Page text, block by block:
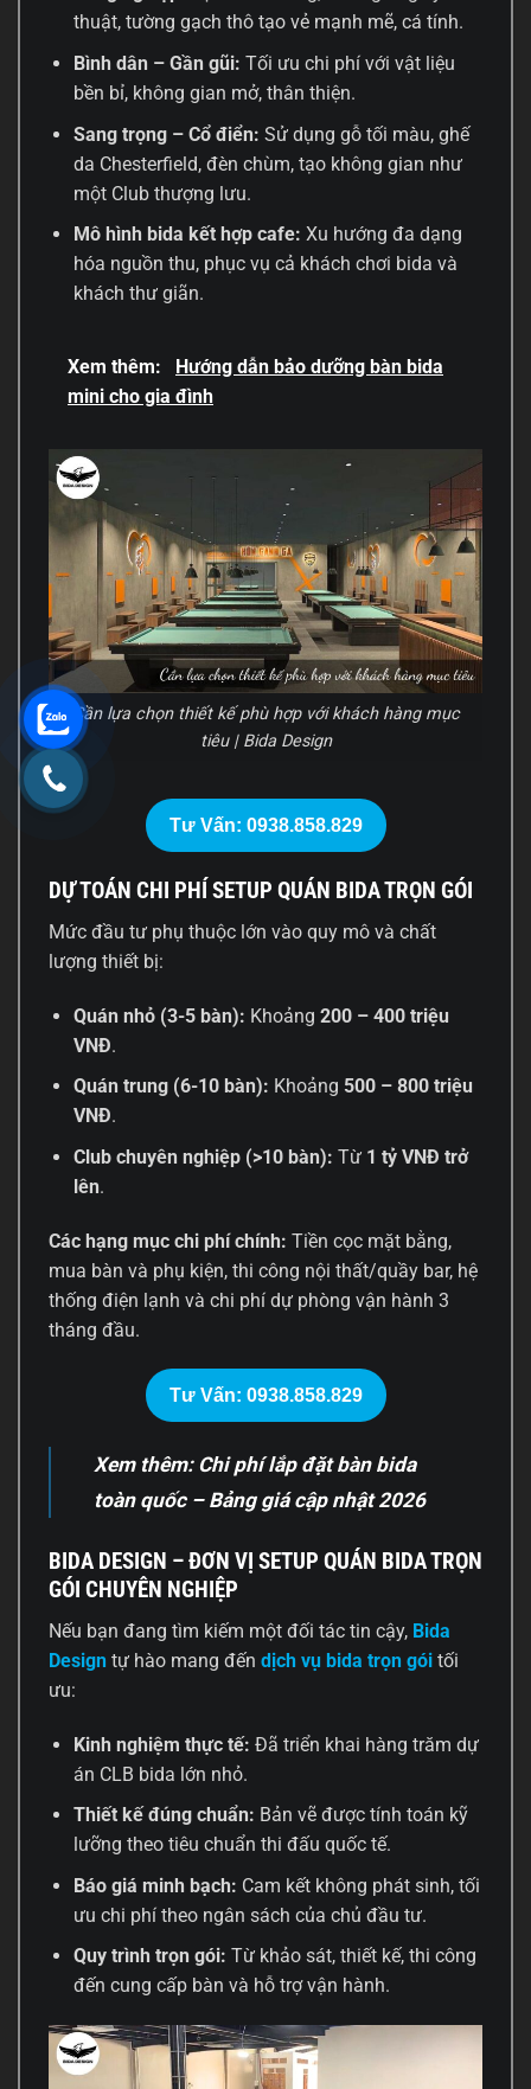
thuật, tường gạch thô tạo vẻ mạnh mẽ, cá tính.
Bình dân – Gần gũi: Tối ưu chi phí với vật liệu
bền bỉ, không gian mở, thân thiện.
Sang trọng – Cổ điển: Sử dụng gỗ tối màu, ghế
da Chesterfield, đèn chùm, tạo không gian như
một Club thượng lưu.
Mô hình bida kết hợp cafe: Xu hướng đa dạng
hóa nguồn thu, phục vụ cả khách chơi bida và
khách thư giãn.
Xem thêm:
Hướng dẫn bảo dưỡng bàn bida
mini cho gia đình
Cần lựa chọn thiết kế phù hợp với khách hàng mục
tiêu | Bida Design
Tư Vấn: 0938.858.829
DỰ TOÁN CHI PHÍ SETUP QUÁN BIDA TRỌN GÓI
Mức đầu tư phụ thuộc lớn vào quy mô và chất
lượng thiết bị:
Quán nhỏ (3-5 bàn): Khoảng 200 – 400 triệu
VNĐ.
Quán trung (6-10 bàn): Khoảng 500 – 800 triệu
VNĐ.
Club chuyên nghiệp (>10 bàn): Từ 1 tỷ VNĐ trở
lên.
Các hạng mục chi phí chính: Tiền cọc mặt bằng,
mua bàn và phụ kiện, thi công nội thất/quầy bar, hệ
thống điện lạnh và chi phí dự phòng vận hành 3
tháng đầu.
Tư Vấn: 0938.858.829
Xem thêm: Chi phí lắp đặt bàn bida
toàn quốc – Bảng giá cập nhật 2026
BIDA DESIGN – ĐƠN VỊ SETUP QUÁN BIDA TRỌN
GÓI CHUYÊN NGHIỆP
Nếu bạn đang tìm kiếm một đối tác tin cậy, Bida
Design tự hào mang đến dịch vụ bida trọn gói tối
ưu:
Kinh nghiệm thực tế: Đã triển khai hàng trăm dự
án CLB bida lớn nhỏ.
Thiết kế đúng chuẩn: Bản vẽ được tính toán kỹ
lưỡng theo tiêu chuẩn thi đấu quốc tế.
Báo giá minh bạch: Cam kết không phát sinh, tối
ưu chi phí theo ngân sách của chủ đầu tư.
Quy trình trọn gói: Từ khảo sát, thiết kế, thi công
đến cung cấp bàn và hỗ trợ vận hành.